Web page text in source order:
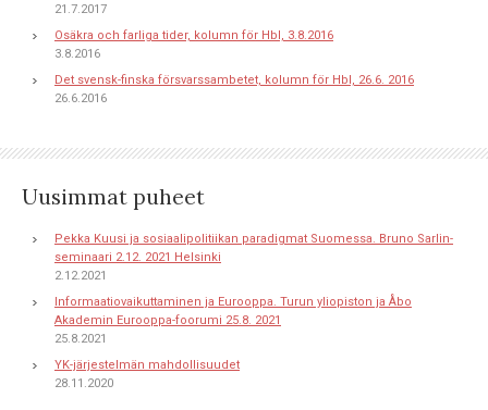
21.7.2017
Osäkra och farliga tider, kolumn för Hbl, 3.8.2016
3.8.2016
Det svensk-finska försvarssambetet, kolumn för Hbl, 26.6. 2016
26.6.2016
Uusimmat puheet
Pekka Kuusi ja sosiaalipolitiikan paradigmat Suomessa. Bruno Sarlin-
seminaari 2.12. 2021 Helsinki
2.12.2021
Informaatiovaikuttaminen ja Eurooppa. Turun yliopiston ja Åbo
Akademin Eurooppa-foorumi 25.8. 2021
25.8.2021
YK-järjestelmän mahdollisuudet
28.11.2020